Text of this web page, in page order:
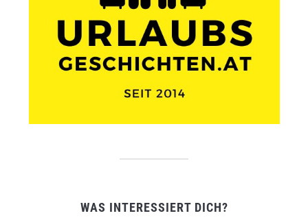
WAS INTERESSIERT DICH?